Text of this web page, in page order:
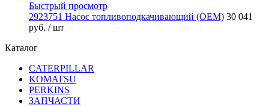
Быстрый просмотр
2923751 Насос топливоподкачивающий (OEM) 30 041
руб. / шт
Каталог
CATERPILLAR
KOMATSU
PERKINS
ЗАПЧАСТИ